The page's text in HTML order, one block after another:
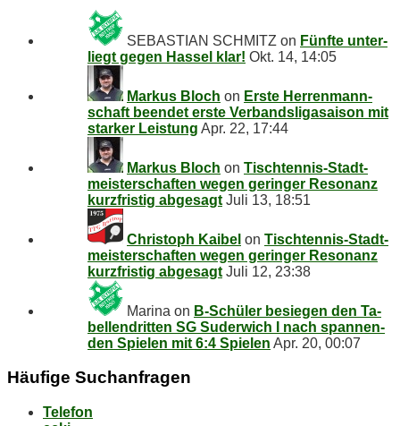
SEBASTIAN SCHMITZ on Fünf­te un­ter­
liegt ge­gen Has­sel klar! Okt. 14, 14:05
Markus Bloch on Ers­te Her­ren­mann­
schaft be­en­det ers­te Ver­bands­li­ga­sai­son mit
star­ker Leistung Apr. 22, 17:44
Markus Bloch on Tisch­ten­nis-Stadt­
meis­ter­schaf­ten we­gen ge­rin­ger Re­so­nanz
kurz­fris­tig abgesagt Juli 13, 18:51
Christoph Kaibel on Tisch­ten­nis-Stadt­
meis­ter­schaf­ten we­gen ge­rin­ger Re­so­nanz
kurz­fris­tig abgesagt Juli 12, 23:38
Marina on B‑Schüler be­sie­gen den Ta­
bel­len­drit­ten SG Su­der­wich I nach span­nen­
den Spie­len mit 6:4 Spielen Apr. 20, 00:07
Häu­fi­ge Suchanfragen
Telefon